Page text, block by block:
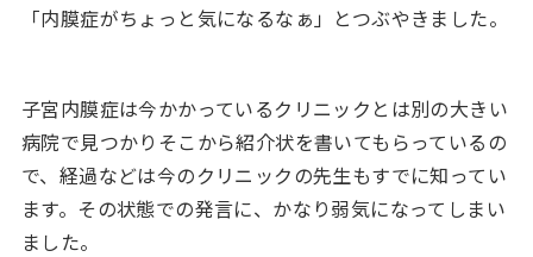
「内膜症がちょっと気になるなぁ」とつぶやきました。
子宮内膜症は今かかっているクリニックとは別の大きい
病院で見つかりそこから紹介状を書いてもらっているの
で、経過などは今のクリニックの先生もすでに知ってい
ます。その状態での発言に、かなり弱気になってしまい
ました。